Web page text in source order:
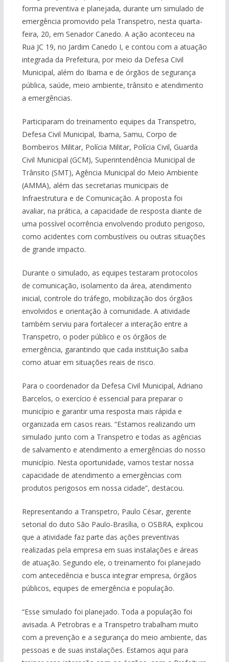
forma preventiva e planejada, durante um simulado de
emergência promovido pela Transpetro, nesta quarta-
feira, 20, em Senador Canedo. A ação aconteceu na
Rua JC 19, no Jardim Canedo I, e contou com a atuação
integrada da Prefeitura, por meio da Defesa Civil
Municipal, além do Ibama e de órgãos de segurança
pública, saúde, meio ambiente, trânsito e atendimento
a emergências.
Participaram do treinamento equipes da Transpetro,
Defesa Civil Municipal, Ibama, Samu, Corpo de
Bombeiros Militar, Polícia Militar, Polícia Civil, Guarda
Civil Municipal (GCM), Superintendência Municipal de
Trânsito (SMT), Agência Municipal do Meio Ambiente
(AMMA), além das secretarias municipais de
Infraestrutura e de Comunicação. A proposta foi
avaliar, na prática, a capacidade de resposta diante de
uma possível ocorrência envolvendo produto perigoso,
como acidentes com combustíveis ou outras situações
de grande impacto.
Durante o simulado, as equipes testaram protocolos
de comunicação, isolamento da área, atendimento
inicial, controle do tráfego, mobilização dos órgãos
envolvidos e orientação à comunidade. A atividade
também serviu para fortalecer a interação entre a
Transpetro, o poder público e os órgãos de
emergência, garantindo que cada instituição saiba
como atuar em situações reais de risco.
Para o coordenador da Defesa Civil Municipal, Adriano
Barcelos, o exercício é essencial para preparar o
município e garantir uma resposta mais rápida e
organizada em casos reais. “Estamos realizando um
simulado junto com a Transpetro e todas as agências
de salvamento e atendimento a emergências do nosso
município. Nesta oportunidade, vamos testar nossa
capacidade de atendimento a emergências com
produtos perigosos em nossa cidade”, destacou.
Representando a Transpetro, Paulo César, gerente
setorial do duto São Paulo-Brasília, o OSBRA, explicou
que a atividade faz parte das ações preventivas
realizadas pela empresa em suas instalações e áreas
de atuação. Segundo ele, o treinamento foi planejado
com antecedência e busca integrar empresa, órgãos
públicos, equipes de emergência e população.
“Esse simulado foi planejado. Toda a população foi
avisada. A Petrobras e a Transpetro trabalham muito
com a prevenção e a segurança do meio ambiente, das
pessoas e de suas instalações. Estamos aqui para